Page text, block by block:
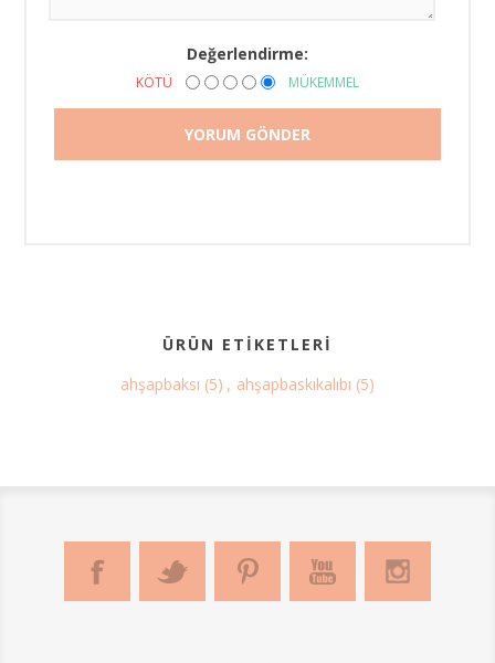
Değerlendirme:
KÖTÜ MÜKEMMEL
ÜRÜN ETIKETLERI
ahşapbaksı (5) , ahşapbaskıkalıbı (5)